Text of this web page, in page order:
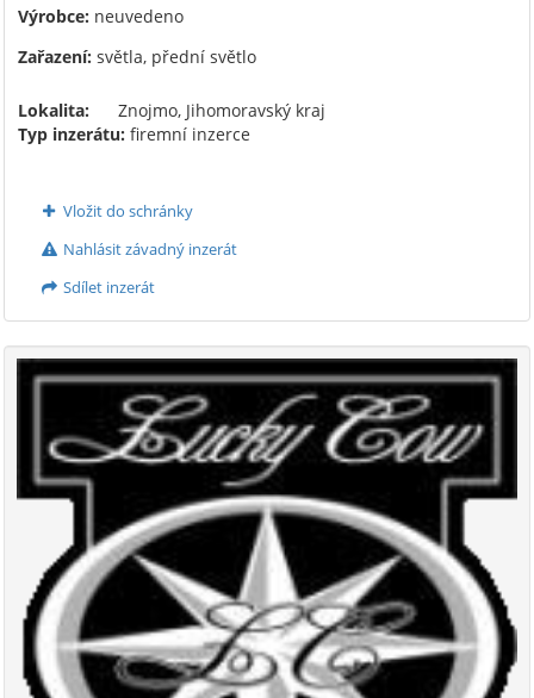
Výrobce: neuvedeno
Zařazení: světla, přední světlo
Lokalita:
Znojmo, Jihomoravský kraj
Typ inzerátu: firemní inzerce
Vložit do schránky
Nahlásit závadný inzerát
Sdílet inzerát